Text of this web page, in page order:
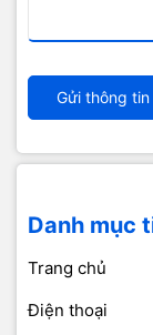
Gửi thông tin
Danh mục
Trang chủ
Điện thoại